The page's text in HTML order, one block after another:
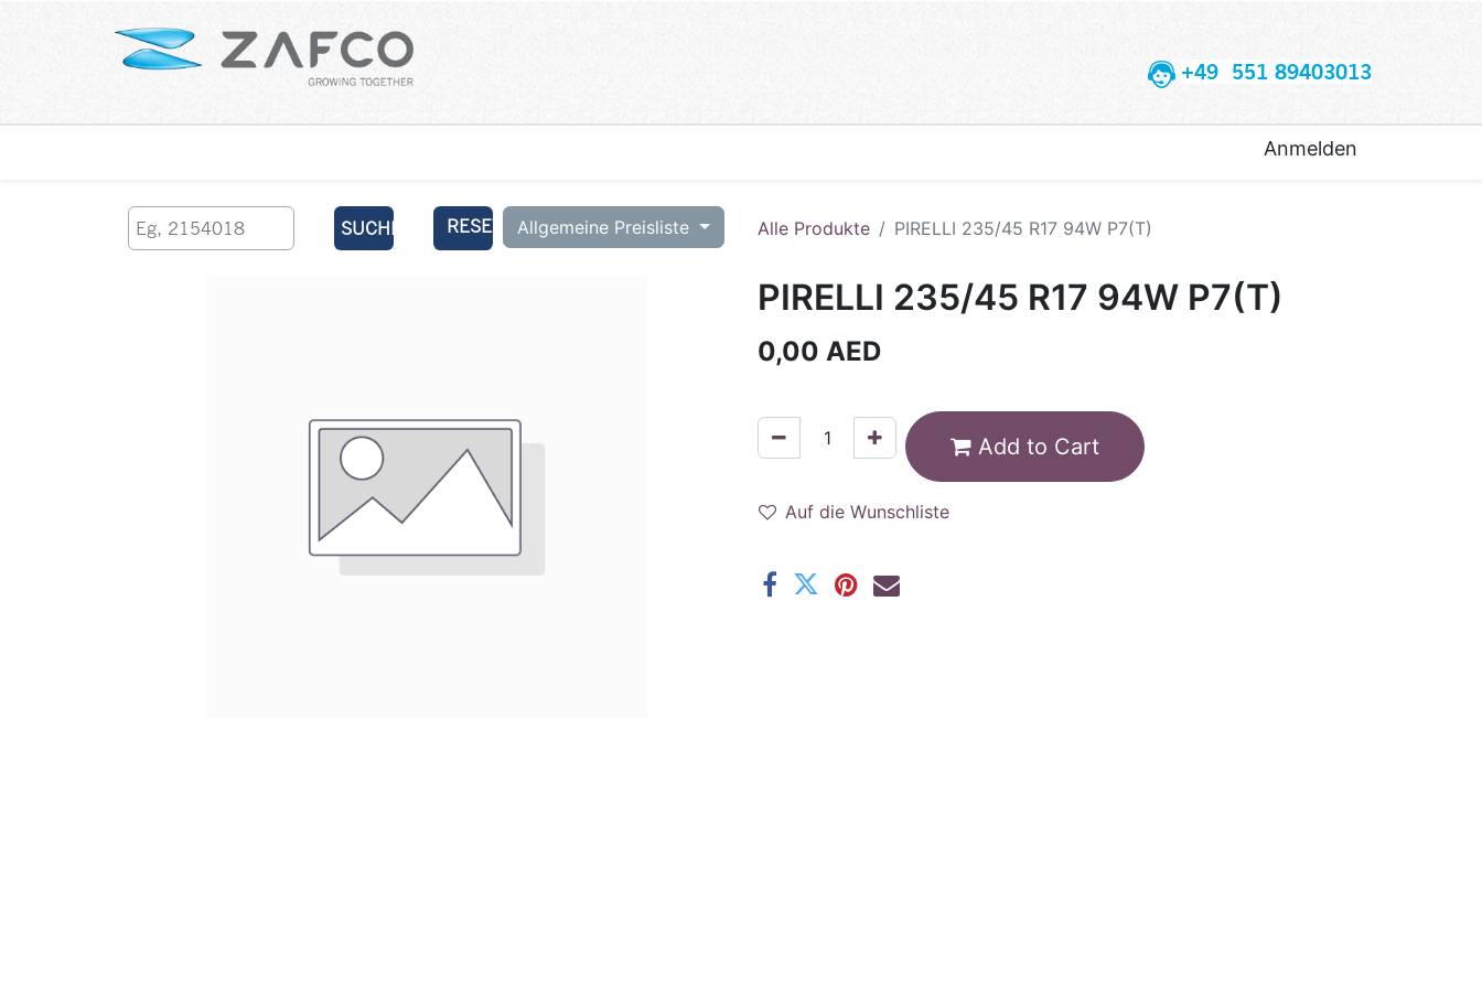
+49 551 89403013
Anmelden
SUCHEN RESET Allgemeine Preisliste Alle Produkte PIRELLI 235/45 R17 94W P7(T)
PIRELLI 235/45 R17 94W P7(T)
0,00 AED
Add to Cart
Auf die Wunschliste